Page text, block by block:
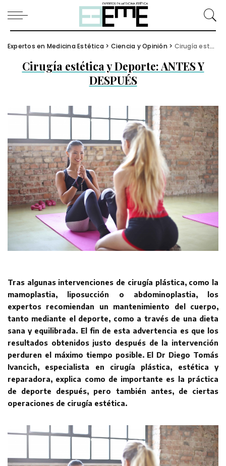
Expertos en Medicina Estética > Ciencia y Opinión > Cirugía estética y Deporte: ANTES Y DESPUÉS
Cirugía estética y Deporte: ANTES Y
DESPUÉS
Tras algunas intervenciones de cirugía plástica, como la
mamoplastia, liposucción o abdominoplastia, los
expertos recomiendan un mantenimiento del cuerpo,
tanto mediante el deporte, como a través de una dieta
sana y equilibrada. El fin de esta advertencia es que los
resultados obtenidos justo después de la intervención
perduren el máximo tiempo posible. El Dr Diego Tomás
Ivancich, especialista en cirugía plástica, estética y
reparadora, explica como de importante es la práctica
de deporte después, pero también antes, de ciertas
operaciones de cirugía estética.